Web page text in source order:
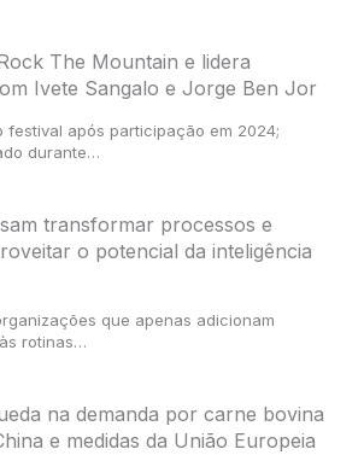
The Mountain e lidera
Ivete Sangalo e Jorge Ben Jor
festival após participação em 2024;
durante…
transformar processos e
o potencial da inteligência
que apenas adicionam
rotinas…
na demanda por carne bovina
e medidas da União Europeia